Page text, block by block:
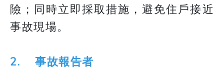
險；同時立即採取措施，避免住戶接近
事故現場。
2. 事故報告者